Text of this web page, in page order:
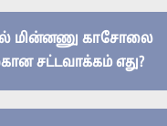
மின்னணு காசோலை
சட்டவாக்கம் எது?